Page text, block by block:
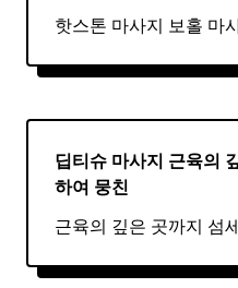
핫스톤 마사지 보홀 마
딥티슈 마사지 근육의
하여 뭉친
근육의 깊은 곳까지 섬